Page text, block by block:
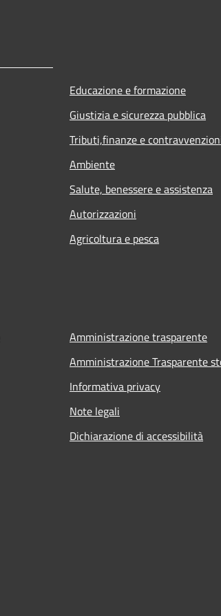
Educazione e formazione
Giustizia e sicurezza pubblica
Tributi,finanze e
Ambiente
Salute, benessere e assistenza
Autorizzazioni
Agricoltura e pesca
Amministrazione trasparente
Amministrazione Trasparente
Informativa privacy
Note legali
Dichiarazione di accessibilità